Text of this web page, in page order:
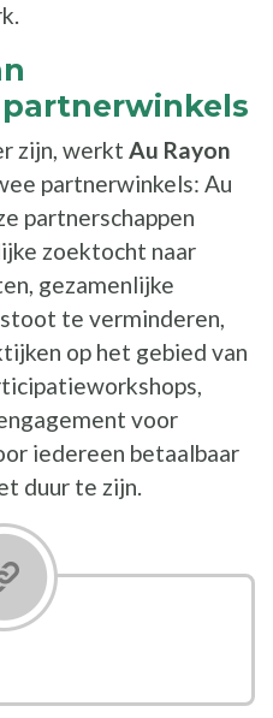
zijn, werkt Au Rayon
partnerwinkels: Au
partnerschappen
zoektocht naar
gezamenlijke
te verminderen,
op het gebied van
voor
iedereen betaalbaar
duur te zijn.
venster